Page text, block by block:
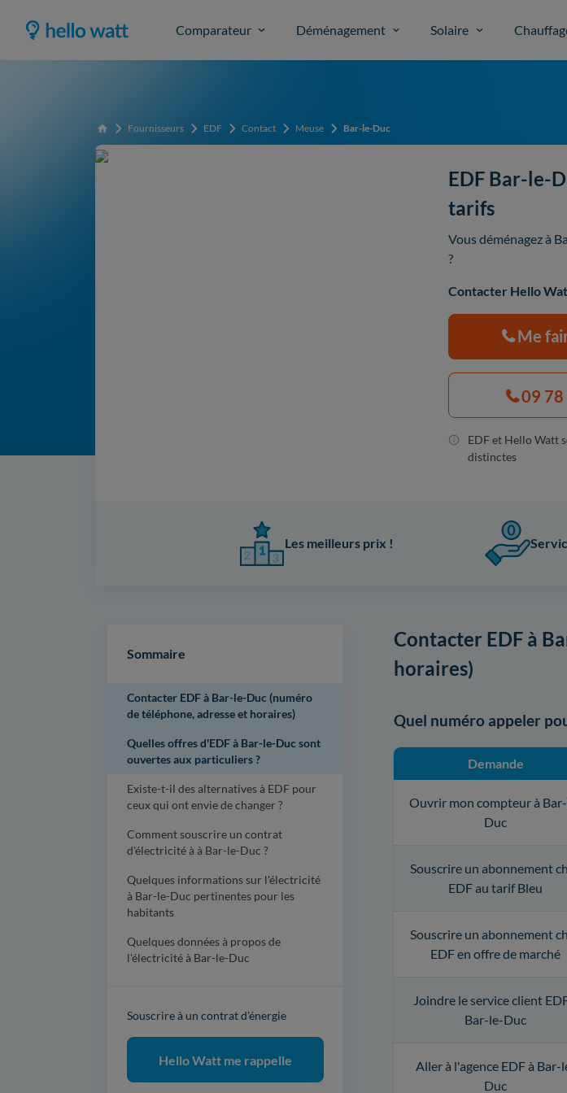
Comparateur Déménagement Solaire
Accueil Fournisseurs EDF Contact Meuse Bar-le-Duc
EDF Bar-le-
tarifs
Vous déménagez à
?
Contacter Hello
Me
09 78
EDF et Hello Watt
distinctes
Les meilleurs prix !
Sommaire
Contacter EDF à Bar-le-Duc (numéro
de téléphone, adresse et horaires)
Quelles offres d'EDF à Bar-le-Duc sont
ouvertes aux particuliers ?
Existe-t-il des alternatives à EDF pour
ceux qui ont envie de changer ?
Comment souscrire un contrat
d'électricité à à Bar-le-Duc ?
Quelques informations sur l'électricité
à Bar-le-Duc pertinentes pour les
habitants
Quelques données à propos de
l'électricité à Bar-le-Duc
Souscrire à un contrat d'énergie
Hello Watt me rappelle
Contacter EDF à
horaires)
Quel numéro appeler
Demande
Ouvrir mon compteur à
Duc
Souscrire un abonnement
EDF au tarif Bleu
Souscrire un abonnement
EDF en offre de marché
Joindre le service client
Bar-le-Duc
Aller à l'agence EDF à Bar-
Duc